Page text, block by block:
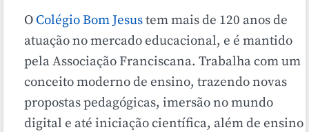
O Colégio Bom Jesustem mais de 120 anos de
atuação no mercado educacional, e é mantido
pela Associação Franciscana. Trabalha com um
conceito moderno de ensino, trazendo novas
propostas pedagógicas, imersão no mundo
digital e até iniciação científica, além de ensino